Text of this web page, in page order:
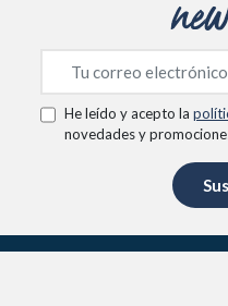
He leído y acepto la
novedades y